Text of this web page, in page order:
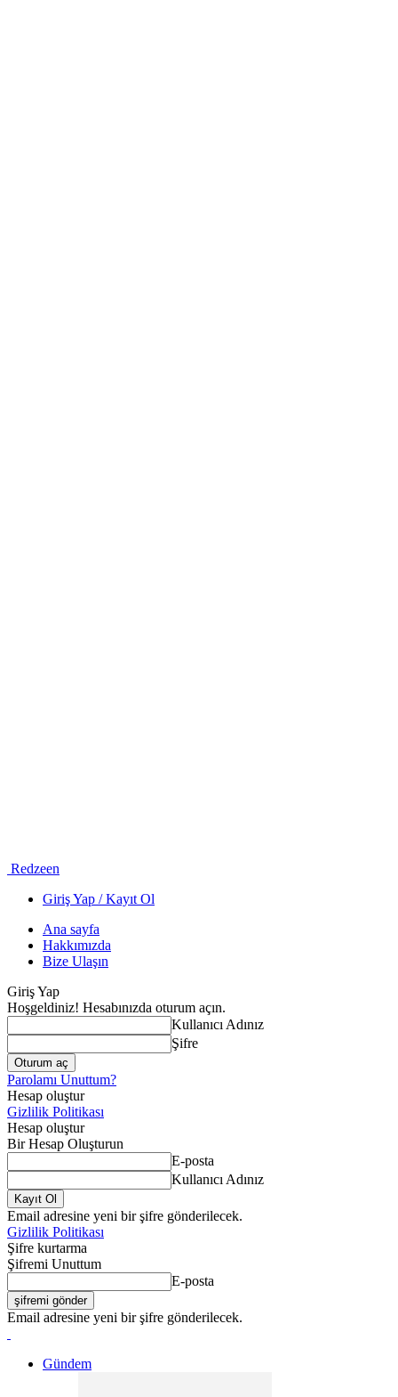
Redzeen
Giriş Yap / Kayıt Ol
Ana sayfa
Hakkımızda
Bize Ulaşın
Giriş Yap
Hoşgeldiniz! Hesabınızda oturum açın.
Kullanıcı Adınız
Şifre
Parolamı Unuttum?
Hesap oluştur
Gizlilik Politikası
Hesap oluştur
Bir Hesap Oluşturun
E-posta
Kullanıcı Adınız
Email adresine yeni bir şifre gönderilecek.
Gizlilik Politikası
Şifre kurtarma
Şifremi Unuttum
E-posta
Email adresine yeni bir şifre gönderilecek.
Gündem